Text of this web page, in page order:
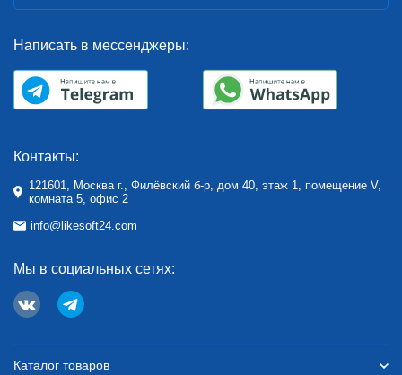
Написать в мессенджеры:
Контакты:
121601, Москва г., Филёвский б-р, дом 40, этаж 1, помещение V,
комната 5, офис 2
info@likesoft24.com
Мы в социальных сетях:
Каталог товаров